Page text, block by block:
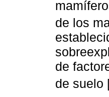
de los
de
de suelo